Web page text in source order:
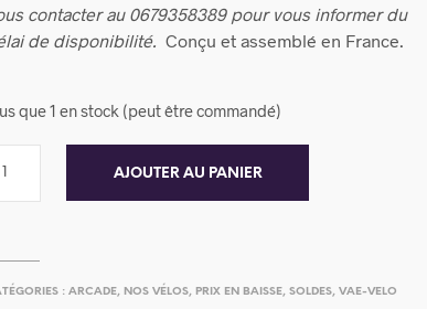
contacter au 0679358389 pour vous informer du
de disponibilité. Conçu et assemblé en France.
que 1 en stock (peut être commandé)
AJOUTER AU PANIER
:ARCADE, NOS VÉLOS, PRIX EN BAISSE,SOLDES,VAE-VELO